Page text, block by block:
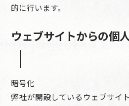
的に行います。
ウェブサイトからの個
暗号化
弊社が開設しているウェブサイ